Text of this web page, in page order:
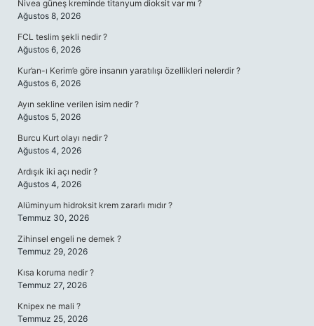
Nivea güneş kreminde titanyum dioksit var mı ?
Ağustos 8, 2026
FCL teslim şekli nedir ?
Ağustos 6, 2026
Kur’an-ı Kerim’e göre insanın yaratılışı özellikleri nelerdir ?
Ağustos 6, 2026
Ayın sekline verilen isim nedir ?
Ağustos 5, 2026
Burcu Kurt olayı nedir ?
Ağustos 4, 2026
Ardışık iki açı nedir ?
Ağustos 4, 2026
Alüminyum hidroksit krem zararlı mıdır ?
Temmuz 30, 2026
Zihinsel engeli ne demek ?
Temmuz 29, 2026
Kısa koruma nedir ?
Temmuz 27, 2026
Knipex ne mali ?
Temmuz 25, 2026